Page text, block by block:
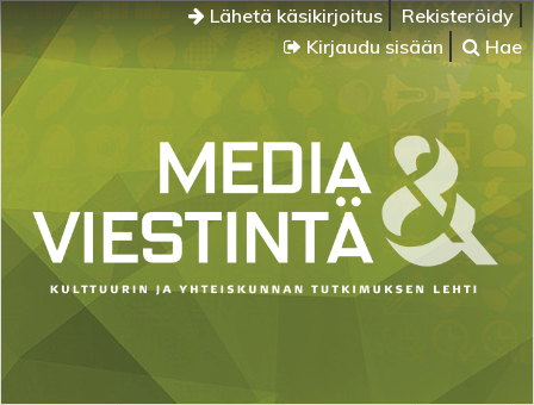
Lähetä käsikirjoitus
Rekisteröidy
Kirjaudu sisään
Hae